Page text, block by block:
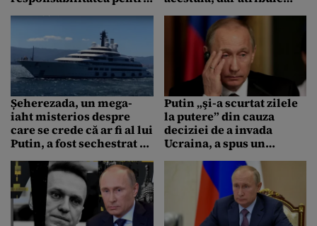
Ucraina cere tragerea la
răspundere a lui Putin
Moscovei
Șeherezada, un mega-
iaht misterios despre
care se crede că ar fi al lui
Putin, a fost sechestrat în
Putin „şi-a scurtat zilele
la putere” din cauza
deciziei de a invada
Ucraina, a spus un
summitul ONU